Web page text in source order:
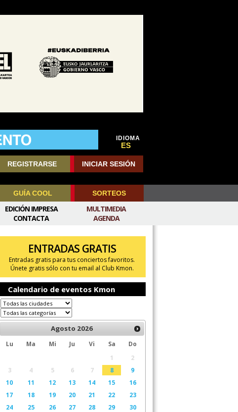
IDIOMA
ES
REGISTRARSE INICIAR SESIÓN
GUÍA COOL SORTEOS
MULTIMEDIA
AGENDA
EDICIÓN IMPRESA
CONTACTA
ENTRADAS GRATIS
Entradas gratis para tus conciertos favoritos.
Únete gratis sólo con tu email al Club Kmon.
Calendario de eventos Kmon
Agosto 2026
Lu Ma Mi Ju Vi Sa
Do
1
2
3
4 5 6 7 8
9
10
11 12 13 14 15
16
17
18 19 20 21 22
23
24
25 26 27 28 29
30